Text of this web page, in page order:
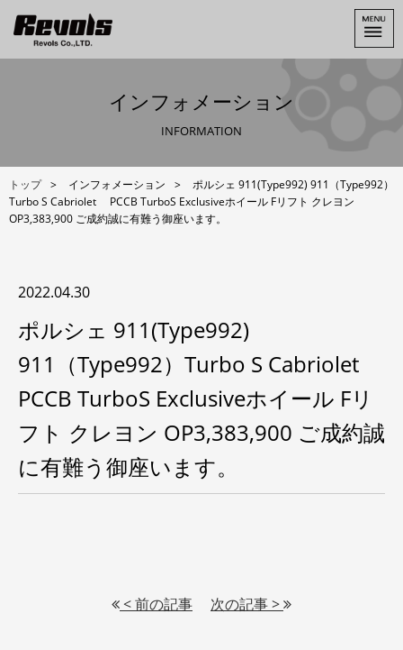
インフォメーション
INFORMATION
トップ インフォメーション
ポルシェ 911(Type992) 911（Type992）
Turbo S Cabriolet PCCB TurboS Exclusiveホイール Fリフト クレヨン
OP3,383,900 ご成約誠に有難う御座います。
2022.04.30
ポルシェ 911(Type992)
911（Type992）Turbo S Cabriolet
PCCB TurboS Exclusiveホイール Fリ
フト クレヨン OP3,383,900 ご成約誠
に有難う御座います。
< 前の記事 次の記事 >